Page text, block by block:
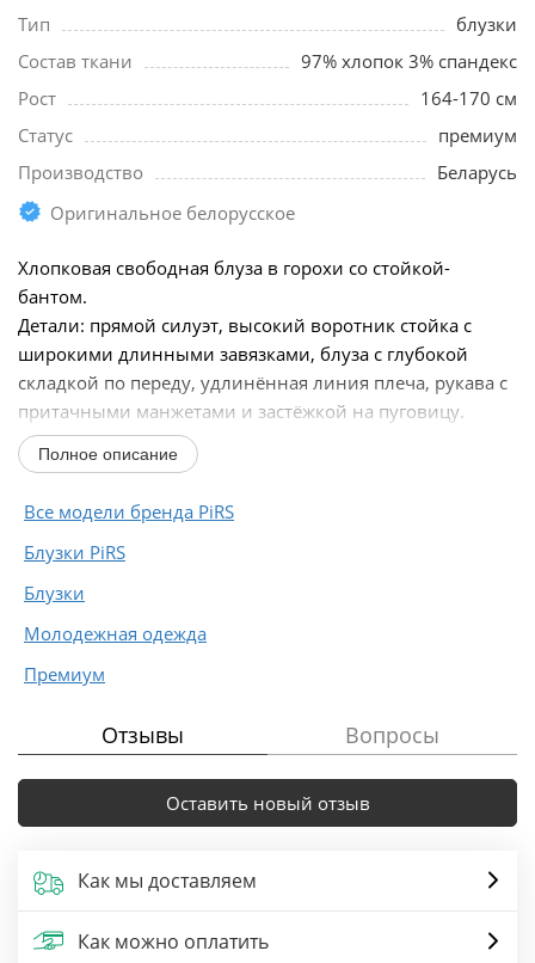
Тип
блузки
Состав ткани
97% хлопок 3% спандекс
Рост
164-170 см
Статус
премиум
Производство
Беларусь
Оригинальное белорусское
Хлопковая свободная блуза в горохи со стойкой-
бантом.
Детали: прямой силуэт, высокий воротник стойка с
широкими длинными завязками, блуза с глубокой
складкой по переду, удлинённая линия плеча, рукава с
притачными манжетами и застёжкой на пуговицу.
Длина по спинке около 61 см, длина рукава...
Полное описание
Все модели бренда PiRS
Блузки PiRS
Блузки
Молодежная одежда
Премиум
Отзывы Вопросы
Оставить новый отзыв
Как мы доставляем
Как можно оплатить